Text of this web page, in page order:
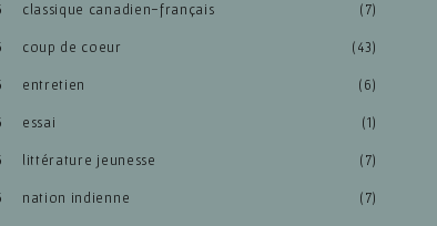
classique canadien-français (7)
coup de coeur (43)
entretien (6)
essai (1)
littérature jeunesse (7)
nation indienne (7)